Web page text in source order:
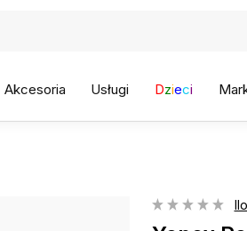
Akcesoria Usługi Dzieci